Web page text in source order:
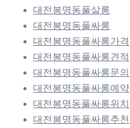
대전봉명동풀살롱
대전봉명동풀싸롱
대전봉명동풀싸롱가격
대전봉명동풀싸롱견적
대전봉명동풀싸롱문의
대전봉명동풀싸롱예약
대전봉명동풀싸롱위치
대전봉명동풀싸롱추천